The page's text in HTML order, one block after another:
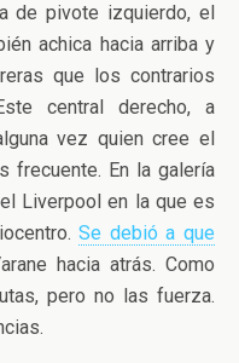
de pivote izquierdo, el
achica hacia arriba y
que los contrarios
central derecho, a
vez quien cree el
frecuente. En la galería
Liverpool en la que es
Se debió a que
hacia atrás. Como
pero no las fuerza.